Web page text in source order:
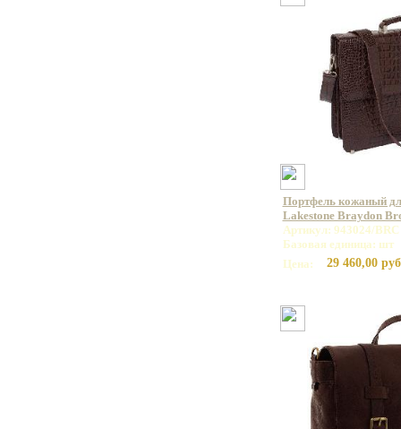
Портфель кожаный
Lakestone Braydon
Артикул: 943024/BRC
Базовая единица: шт
Цена:
29 460,00